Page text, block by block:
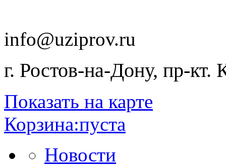
info@uziprov.ru
г. Ростов-на-Дону, пр-кт.
Показать на карте
Корзина:пуста
Новости